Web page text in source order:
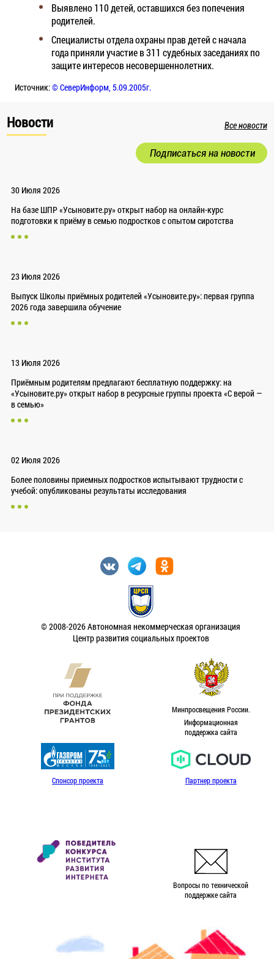
Выявлено 110 детей, оставшихся без попечения
родителей.
Специалисты отдела охраны прав детей с начала
года приняли участие в 311 судебных заседаниях по
защите интересов несовершеннолетних.
Источник:© СеверИнформ, 5.09.2005г.
Новости Все новости
Подписаться на новости
30 Июля 2026
На базе ШПР «Усыновите.ру» открыт набор на онлайн-курс
подготовки к приёму в семью подростков с опытом сиротства
23 Июля 2026
Выпуск Школы приёмных родителей «Усыновите.ру»: первая группа
2026 года завершила обучение
13 Июля 2026
Приёмным родителям предлагают бесплатную поддержку: на
«Усыновите.ру» открыт набор в ресурсные группы проекта «С верой —
в семью»
02 Июля 2026
Более половины приемных подростков испытывают трудности с
учебой: опубликованы результаты исследования
© 2008-2026 Автономная некоммерческая организация
Центр развития социальных проектов
Минпросвещения России.
Информационная
поддержка сайта
Спонсор проекта Партнер проекта
Вопросы по технической
поддержке сайта